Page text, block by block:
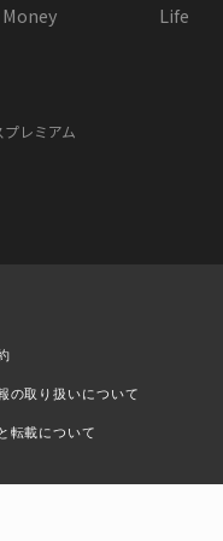
Money Life
レミアム
の取り扱いについて
転載について